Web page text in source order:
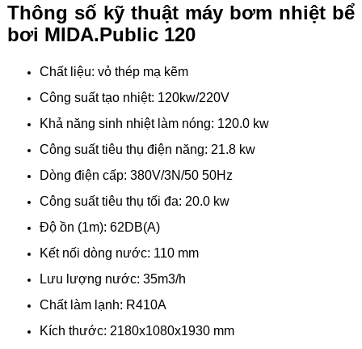
Thông số kỹ thuật máy bơm nhiệt bể
bơi MIDA.Public 120
Chất liệu: vỏ thép mạ kẽm
Công suất tạo nhiệt: 120kw/220V
Khả năng sinh nhiệt làm nóng: 120.0 kw
Công suất tiêu thụ điện năng: 21.8 kw
Dòng điện cấp: 380V/3N/50 50Hz
Công suất tiêu thụ tối đa: 20.0 kw
Độ ồn (1m): 62DB(A)
Kết nối dòng nước: 110 mm
Lưu lượng nước: 35m3/h
Chất làm lạnh: R410A
Kích thước: 2180x1080x1930 mm